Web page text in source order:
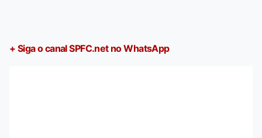
+ Siga o canal SPFC.net no WhatsApp